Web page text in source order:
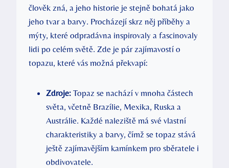
člověk zná, a jeho historie je stejně bohatá jako
jeho tvar a barvy. Procházejí skrz něj příběhy a
mýty, které odpradávna inspirovaly a fascinovaly
lidi po celém světě. Zde je pár zajímavostí o
topazu, které vás možná překvapí:
Zdroje: Topaz se nachází v mnoha částech
světa, včetně Brazílie, Mexika, Ruska a
Austrálie. Každé naleziště má své vlastní
charakteristiky a barvy, čímž se topaz stává
ještě zajímavějším kamínkem pro sběratele i
obdivovatele.